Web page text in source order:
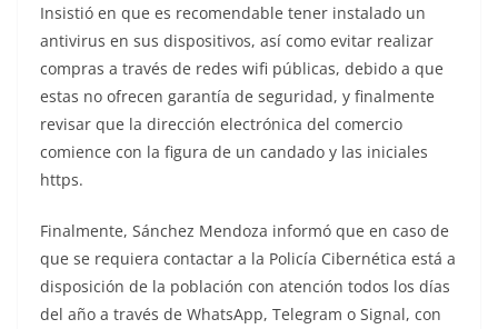
Insistió en que es recomendable tener instalado un
antivirus en sus dispositivos, así como evitar realizar
compras a través de redes wifi públicas, debido a que
estas no ofrecen garantía de seguridad, y finalmente
revisar que la dirección electrónica del comercio
comience con la figura de un candado y las iniciales
https.
Finalmente, Sánchez Mendoza informó que en caso de
que se requiera contactar a la Policía Cibernética está a
disposición de la población con atención todos los días
del año a través de WhatsApp, Telegram o Signal, con